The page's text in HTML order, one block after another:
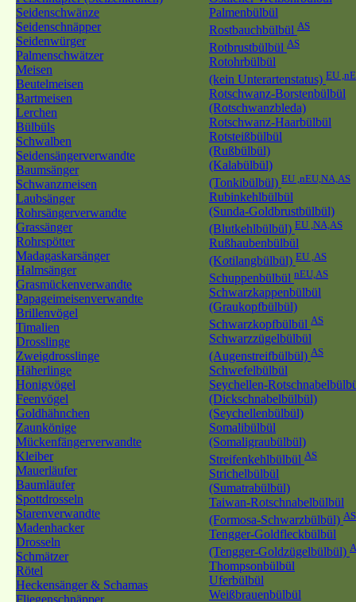
Seidenschwänze
Seidenschnäpper
Seidenwürger
Palmenschwätzer
Meisen
Beutelmeisen
Bartmeisen
Lerchen
Bülbüls
Schwalben
Seidensängerverwandte
Baumsänger
Schwanzmeisen
Laubsänger
Rohrsängerverwandte
Grassänger
Rohrspötter
Madagaskarsänger
Halmsänger
Grasmückenverwandte
Papageimeisenverwandte
Brillenvögel
Timalien
Drosslinge
Zweigdrosslinge
Häherlinge
Honigvögel
Feenvögel
Goldhähnchen
Zaunkönige
Mückenfängerverwandte
Kleiber
Mauerläufer
Baumläufer
Spottdrosseln
Starenverwandte
Madenhacker
Drosseln
Schmätzer
Rötel
Heckensänger & Schamas
Fliegenschnäpper
Palmenbülbül
Rostbauchbülbül AS
Rotbrustbülbül AS
Rotohrbülbül
(kein Unterartenstatus) EU
Rotschwanz-Borstenbülbül
(Rotschwanzbleda)
Rotschwanz-Haarbülbül
Rotsteißbülbül
(Rußbülbül)
(Kalabülbül)
(Tonkibülbül) EU ,nEU,NA,AS
Rubinkehlbülbül
(Sunda-Goldbrustbülbül)
(Blutkehlbülbül) EU ,NA,AS
Rußhaubenbülbül
(Kotilangbülbül) EU ,AS
Schuppenbülbül nEU,AS
Schwarzkappenbülbül
(Graukopfbülbül)
Schwarzkopfbülbül AS
Schwarzzügelbülbül
(Augenstreifbülbül) AS
Schwefelbülbül
Seychellen-
(Dickschnabelbülbül)
(Seychellenbülbül)
Somalibülbül
(Somaligraubülbül)
Streifenkehlbülbül AS
Strichelbülbül
(Sumatrabülbül)
Taiwan-Rotschnabelbülbül
(Formosa-Schwarzbülbül) AS
Tengger-Goldfleckbülbül
(Tengger-Goldzügelbülbül)
Thompsonbülbül
Uferbülbül
Weißbrauenbülbül